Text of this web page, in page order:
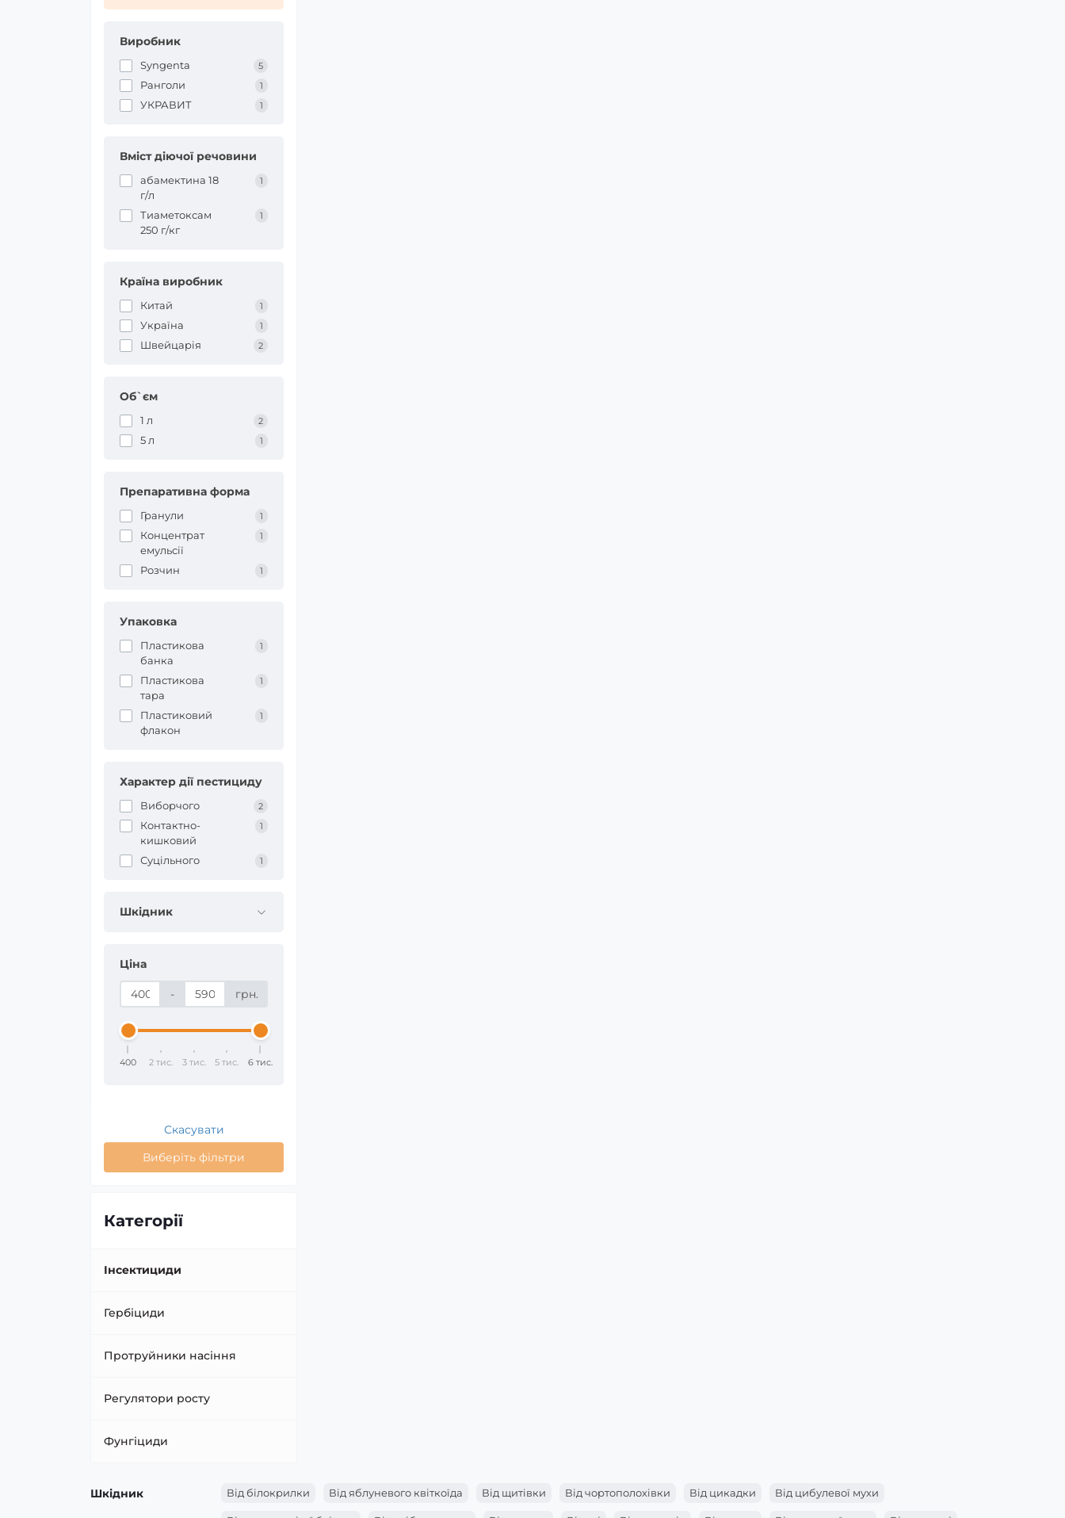
Виробник
Syngenta 5
Ранголи 1
УКРАВИТ 1
Вміст діючої речовини
абамектина 18
г/л
1
Тиаметоксам
250 г/кг
1
Країна виробник
Китай 1
Україна 1
Швейцарія 2
Об`єм
1 л 2
5 л 1
Препаративна форма
Гранули 1
Концентрат
емульсії
1
Розчин 1
Упаковка
Пластикова
банка
1
Пластикова
тара
1
Пластиковий
флакон
1
Характер дії пестициду
Виборчого 2
Контактно-
кишковий
1
Суцільного 1
Шкідник
Ціна
- грн.
400 2 тис. 3 тис. 5 тис. 6 тис.
Скасувати
Виберіть фільтри
Категорії
Інсектициди
Гербіциди
Протруйники насіння
Регулятори росту
Фунгіциди
Шкідник Від білокрилки Від яблуневого квіткоїда Від щитівки Від чортополохівки Від цикадки Від цибулевої мухи